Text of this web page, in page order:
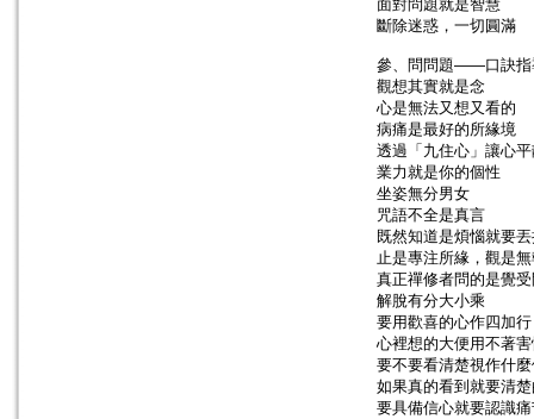
面對問題就是智慧
斷除迷惑，一切圓滿
參、問問題——口訣指
觀想其實就是念
心是無法又想又看的
病痛是最好的所緣境
透過「九住心」讓心
業力就是你的個性
坐姿無分男女
咒語不全是真言
既然知道是煩惱就要
止是專注所緣，觀是
真正禪修者問的是覺
解脫有分大小乘
要用歡喜的心作四加行
心裡想的大便用不著
要不要看清楚視作什
如果真的看到就要清
要具備信心就要認識